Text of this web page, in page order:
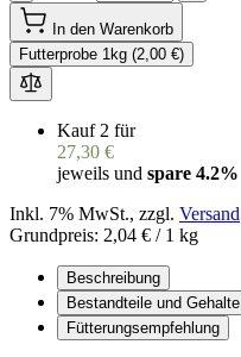
In den Warenkorb
Futterprobe 1kg (2,00 €)
Kauf 2 für
27,30 €
jeweils und spare 4.2%
Inkl. 7% MwSt., zzgl. Versand
Grundpreis: 2,04 € / 1 kg
Beschreibung
Bestandteile und Gehalte
Fütterungsempfehlung